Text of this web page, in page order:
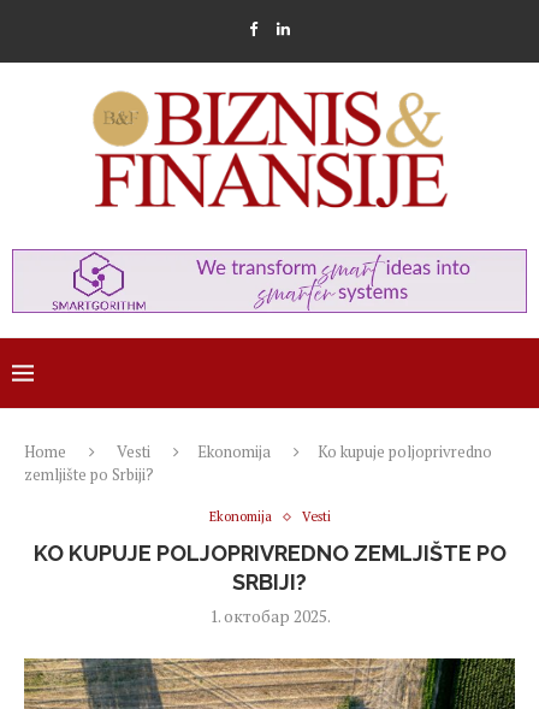
Home Vesti Ekonomija
Ko kupuje poljoprivredno
zemljište po Srbiji?
Ekonomija Vesti
KO KUPUJE POLJOPRIVREDNO ZEMLJIŠTE PO
SRBIJI?
1. октобар 2025.